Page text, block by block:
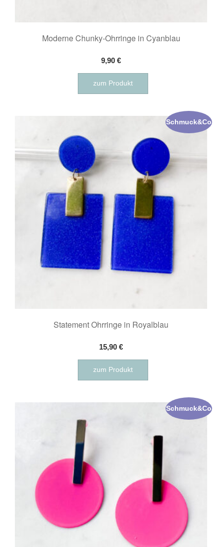
Moderne Chunky-Ohrringe in Cyanblau
9,90 €
zum Produkt
Schmuck&Co
Statement Ohrringe in Royalblau
15,90 €
zum Produkt
Schmuck&Co